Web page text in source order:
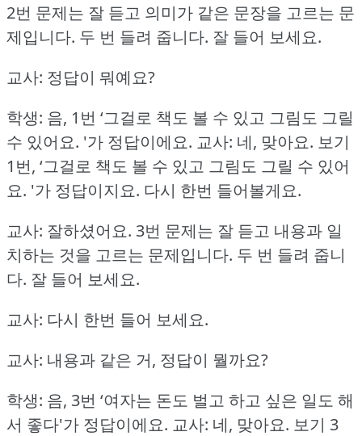
2번 문제는 잘 듣고 의미가 같은 문장을 고르는 문
제입니다. 두 번 들려 줍니다. 잘 들어 보세요.
교사: 정답이 뭐예요?
학생: 음, 1번 ‘그걸로 책도 볼 수 있고 그림도 그릴
수 있어요. '가 정답이에요. 교사: 네, 맞아요. 보기
1번, ‘그걸로 책도 볼 수 있고 그림도 그릴 수 있어
요. '가 정답이지요. 다시 한번 들어볼게요.
교사: 잘하셨어요. 3번 문제는 잘 듣고 내용과 일
치하는 것을 고르는 문제입니다. 두 번 들려 줍니
다. 잘 들어 보세요.
교사: 다시 한번 들어 보세요.
교사: 내용과 같은 거, 정답이 뭘까요?
학생: 음, 3번 ‘여자는 돈도 벌고 하고 싶은 일도 해
서 좋다'가 정답이에요. 교사: 네, 맞아요. 보기 3